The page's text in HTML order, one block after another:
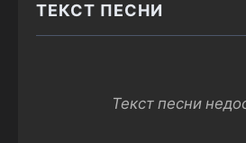
ТЕКСТ ПЕСНИ
Текст песни